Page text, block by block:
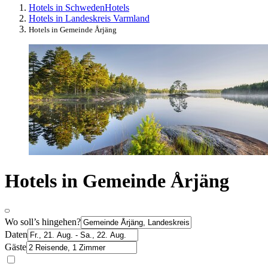
Hotels in SchwedenHotels
Hotels in Landeskreis Varmland
Hotels in Gemeinde Årjäng
Hotels in Gemeinde Årjäng
Wo soll’s hingehen?
Daten
Gäste